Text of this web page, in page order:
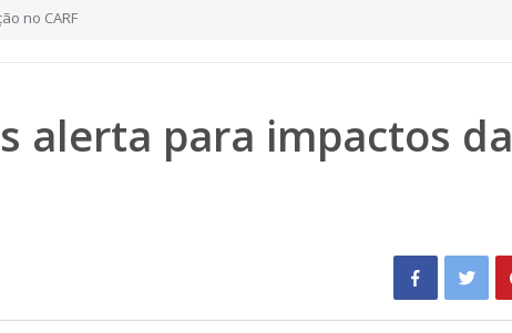
no CARF
alerta para impactos da